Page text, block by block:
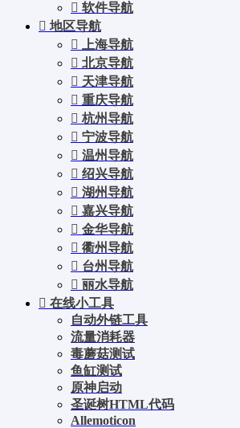
软件导航
地区导航
上海导航
北京导航
天津导航
重庆导航
杭州导航
宁波导航
温州导航
绍兴导航
湖州导航
嘉兴导航
金华导航
衢州导航
台州导航
丽水导航
在线小工具
自动外链工具
流量消耗器
毒蘑菇测试
鱼缸测试
原神启动
圣诞树HTML代码
Allemoticon